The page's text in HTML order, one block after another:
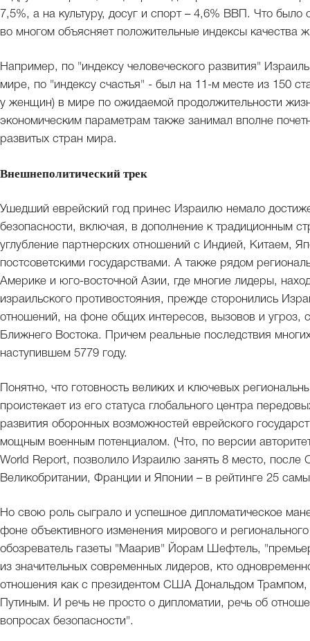
7,5%, а на культуру, досуг и спорт – 4,6% ВВП. Что
во многом объясняет положительные индексы качества
Например, по "индексу человеческого развития"
мире, по "индексу счастья" - был на 11-м месте из 150
у женщин) в мире по ожидаемой продолжительности
экономическим параметрам также занимал вполне
развитых стран мира.
Внешнеполитический трек
Ушедший еврейский год принес Израилю немало
безопасности, включая, в дополнение к традиционным
углубление партнерских отношений с Индией, Китаем,
постсоветскими государствами. А также рядом
Америке и юго-восточной Азии, где многие лидеры,
израильского противостояния, прежде сторонились
отношений, на фоне общих интересов, вызовов и угроз,
Ближнего Востока. Причем реальные последствия
наступившем 5779 году.
Понятно, что готовность великих и ключевых
проистекает из его статуса глобального центра
развития оборонных возможностей еврейского
мощным военным потенциалом. (Что, по версии
World Report, позволило Израилю занять 8 место,
Великобритании, Франции и Японии – в рейтинге 25
Но свою роль сыграло и успешное дипломатическое
фоне объективного изменения мирового и
обозреватель газеты "Маарив" Йорам Шефтель,
из значительных современных лидеров, кто
отношения как с президентом США Дональдом
Путиным. И речь не просто о дипломатии, речь об
вопросах безопасности".